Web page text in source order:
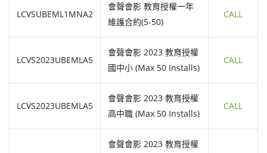
LCVSUBEML1MNA2
會聲會影 教育授權一年
維護合約(5-50)
CALL
LCVS2023UBEMLA5
會聲會影 2023 教育授權
國中小 (Max 50 Installs)
CALL
LCVS2023UBEMLA5
會聲會影 2023 教育授權
高中職 (Max 50 Installs)
CALL
會聲會影 2023 教育授權